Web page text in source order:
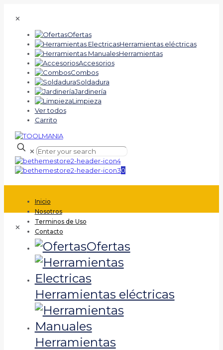
✕
Ofertas
Herramientas eléctricas
Herramientas
Accesorios
Combos
Soldadura
Jardinería
Limpieza
Ver todos
Carrito
✕
0
Inicio
Nosotros
Terminos de Uso
Contacto
✕
Ofertas
Herramientas eléctricas
Herramientas